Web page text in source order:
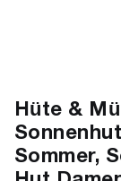
Hüte &
Sommer,